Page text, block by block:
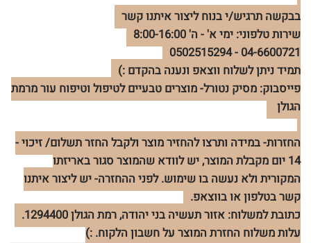
בבקשה תרגיש/י בנוח ליצור איתנו קשר
שירות טלפוני: ימי א' - ה' 8:00-16:00
04-6600721 - 0502515294
תמיד ניתן לשלוח ווצאפ ונענה בהקדם :)
פייסבוק: מסיק נטורל- מוצרים טבעיים לטיפול וטיפוח עור מרמת
הגולן
החזרות- במידה ותרצו להחזיר מוצר ולקבל החזר תשלום/ זיכוי -
14 יום מקבלת המוצר, יש לוודא שהמוצר סגור באריזתו
המקורית ולא נעשה בו שימוש. לפני ההחזרה- יש ליצור איתנו
קשר בטלפון או בווצאפ.
כתובת למשלוח: אזור תעשיה בני יהודה, רמת הגולן 1294400.
עלות משלוח החזרת המוצר על חשבון הלקוח. :)